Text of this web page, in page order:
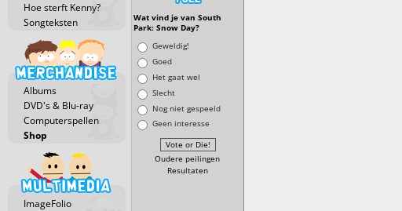
Hoe sterft Kenny?
Songteksten
Albums
DVD's & Blu-ray
Computerspellen
Shop
ImageFolio
Wat vind je van South
Park: Snow Day?
KeuzenGeweldig!
Goed
Het gaat wel
Slecht
Nog niet gespeeld
Geen interesse
Oudere peilingen
Resultaten